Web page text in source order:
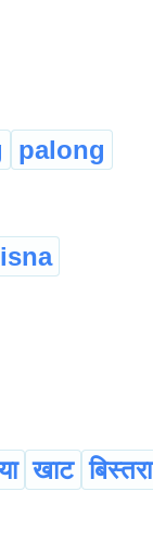
palong
खाट बिस्तरा